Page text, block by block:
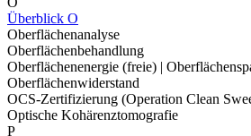
Überblick O
Oberflächenanalyse
Oberflächenbehandlung
Oberflächenenergie (freie) |
Oberflächenwiderstand
OCS-Zertifizierung (Operation Clean
Optische Kohärenztomografie
P